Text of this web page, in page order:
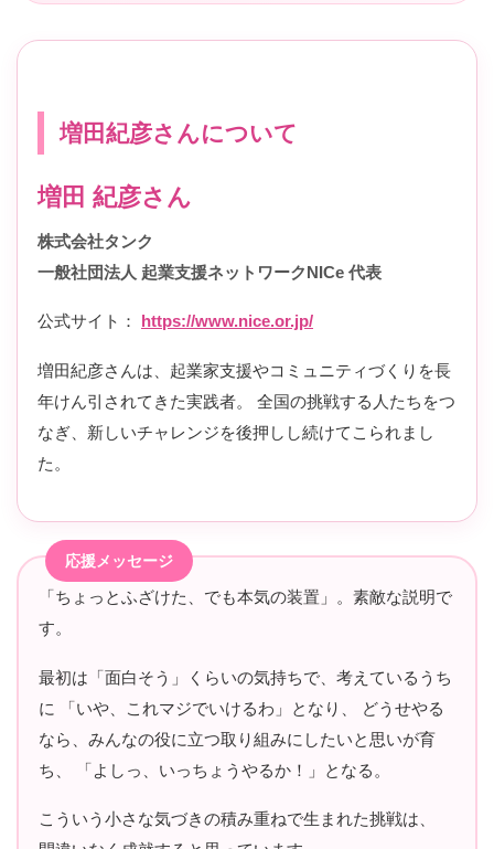
増田紀彦さんについて
増田 紀彦さん
株式会社タンク
一般社団法人 起業支援ネットワークNICe 代表
公式サイト： https://www.nice.or.jp/
増田紀彦さんは、起業家支援やコミュニティづくりを長
年けん引されてきた実践者。 全国の挑戦する人たちをつ
なぎ、新しいチャレンジを後押しし続けてこられまし
た。
「ちょっとふざけた、でも本気の装置」。素敵な説明で
す。
最初は「面白そう」くらいの気持ちで、考えているうち
に 「いや、これマジでいけるわ」となり、 どうせやる
なら、みんなの役に立つ取り組みにしたいと思いが育
ち、 「よしっ、いっちょうやるか！」となる。
こういう小さな気づきの積み重ねで生まれた挑戦は、